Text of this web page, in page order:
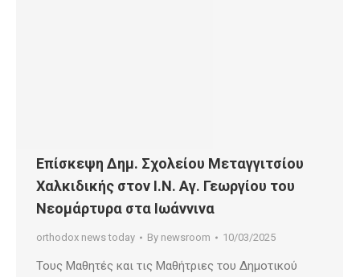
Επίσκεψη Δημ. Σχολείου Μεταγγιτσίου
Χαλκιδικής στον Ι.Ν. Αγ. Γεωργίου του
Νεομάρτυρα στα Ιωάννινα
orthodox news today By newsroom 10/03/2025
Τους Μαθητές και τις Μαθήτριες του Δημοτικού